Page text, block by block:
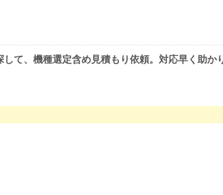
て、機種選定含め見積もり依頼。対応早く助か